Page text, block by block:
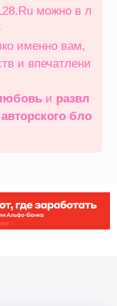
можно в л
именно вам,
и впечатлени
и развл
авторского бло